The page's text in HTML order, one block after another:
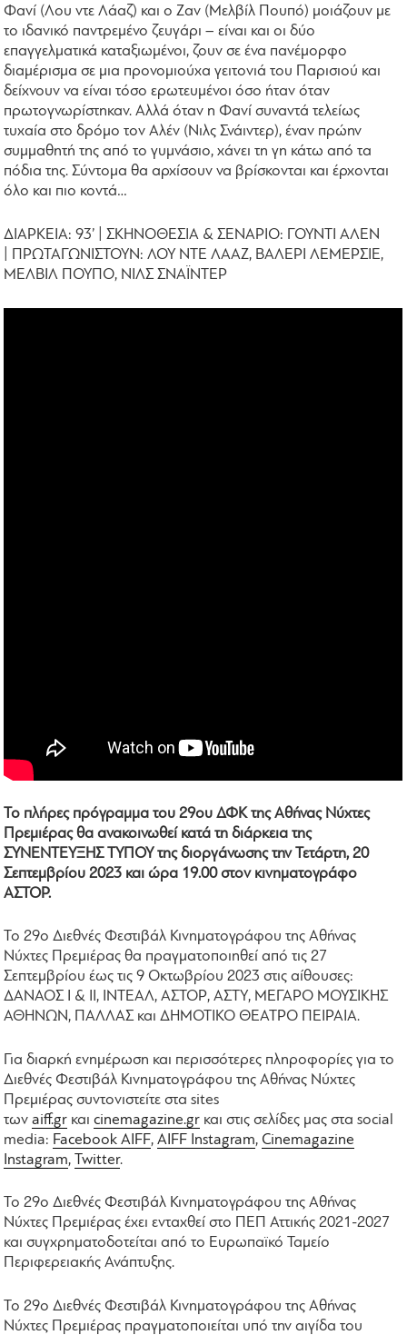
Φανί (Λου ντε Λάαζ) και ο Ζαν (Μελβίλ Πουπό) μοιάζουν με
το ιδανικό παντρεμένο ζευγάρι – είναι και οι δύο
επαγγελματικά καταξιωμένοι, ζουν σε ένα πανέμορφο
διαμέρισμα σε μια προνομιούχα γειτονιά του Παρισιού και
δείχνουν να είναι τόσο ερωτευμένοι όσο ήταν όταν
πρωτογνωρίστηκαν. Αλλά όταν η Φανί συναντά τελείως
τυχαία στο δρόμο τον Αλέν (Νιλς Σνάιντερ), έναν πρώην
συμμαθητή της από το γυμνάσιο, χάνει τη γη κάτω από τα
πόδια της. Σύντομα θα αρχίσουν να βρίσκονται και έρχονται
όλο και πιο κοντά…
ΔΙΑΡΚΕΙΑ: 93’ | ΣΚΗΝΟΘΕΣΙΑ & ΣΕΝΑΡΙΟ: ΓΟΥΝΤΙ ΑΛΕΝ
| ΠΡΩΤΑΓΩΝΙΣΤΟΥΝ: ΛΟΥ ΝΤΕ ΛΑΑΖ, ΒΑΛΕΡΙ ΛΕΜΕΡΣΙΕ,
ΜΕΛΒΙΛ ΠΟΥΠΟ, ΝΙΛΣ ΣΝΑΪΝΤΕΡ
Το πλήρες πρόγραμμα του 29ου ΔΦΚ της Αθήνας Νύχτες
Πρεμιέρας θα ανακοινωθεί κατά τη διάρκεια της
ΣΥΝΕΝΤΕΥΞΗΣ ΤΥΠΟΥ της διοργάνωσης την Τετάρτη, 20
Σεπτεμβρίου 2023 και ώρα 19.00 στον κινηματογράφο
ΑΣΤΟΡ.
Το 29ο Διεθνές Φεστιβάλ Κινηματογράφου της Αθήνας
Νύχτες Πρεμιέρας θα πραγματοποιηθεί από τις 27
Σεπτεμβρίου έως τις 9 Οκτωβρίου 2023 στις αίθουσες:
ΔΑΝΑΟΣ Ι & ΙΙ, ΙΝΤΕΑΛ, ΑΣΤΟΡ, ΑΣΤΥ, ΜΕΓΑΡΟ ΜΟΥΣΙΚΗΣ
ΑΘΗΝΩΝ, ΠΑΛΛΑΣ και ΔΗΜΟΤΙΚΟ ΘΕΑΤΡΟ ΠΕΙΡΑΙΑ.
Για διαρκή ενημέρωση και περισσότερες πληροφορίες για το
Διεθνές Φεστιβάλ Κινηματογράφου της Αθήνας Νύχτες
Πρεμιέρας συντονιστείτε στα sites
τωνaiff.gr καιcinemagazine.gr και στις σελίδες μας στα social
media: Facebook AIFF,AIFF Instagram, Cinemagazine
Instagram, Twitter.
Το 29o Διεθνές Φεστιβάλ Κινηματογράφου της Αθήνας
Νύχτες Πρεμιέρας έχει ενταχθεί στο ΠΕΠ Αττικής 2021-2027
και συγχρηματοδοτείται από το Ευρωπαϊκό Ταμείο
Περιφερειακής Ανάπτυξης.
Το 29ο Διεθνές Φεστιβάλ Κινηματογράφου της Αθήνας
Νύχτες Πρεμιέρας πραγματοποιείται υπό την αιγίδα του